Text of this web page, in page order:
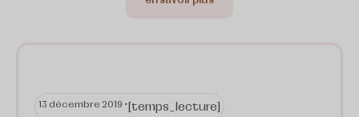
13 décembre 2019 •[temps_lecture]